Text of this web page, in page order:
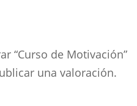
“Curso de Motivación”
una valoración.